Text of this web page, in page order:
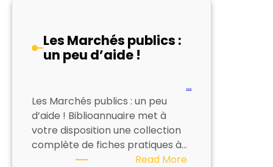
Les Marchés publics :
un peu d’aide !
…
Les Marchés publics : un peu
d’aide ! Biblioannuaire met à
votre disposition une collection
complète de fiches pratiques à…
Read More: